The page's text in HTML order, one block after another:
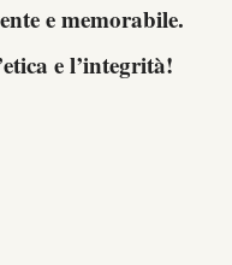
e memorabile.
e l’integrità!